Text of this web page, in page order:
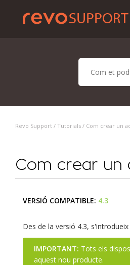
Revo Support / Tutorials / Com crear un
Com crear un
VERSIÓ COMPATIBLE: 4.3
Des de la versió 4.3,
IMPORTANT: Tots els
aquest nou producte.